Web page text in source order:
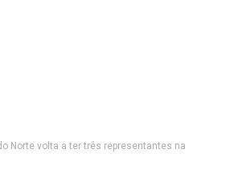
Norte volta a ter três representantes na